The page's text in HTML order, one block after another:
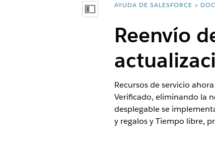
Mostrar índice de materias
Usted está aquí:
AYUDA DE SALESFORCE
Reenvío
Recursos de servicio
Verificado, eliminando la
desplegable se
y regalos y Tiempo libre,